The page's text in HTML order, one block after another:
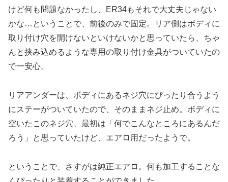
けど何も問題なかったし、ER34もそれで大丈夫じゃない
かな…ということで、前後のみで固定。リア側はボディに
取り付け穴を開けないといけないかと思っていたら、ちゃ
んと挟み込めるような専用の取り付け金具がついていたの
で一安心。
リアアンダーは、ボディにあるネジ穴にぴったり合うよう
にステーがついていたので、そのままネジ止め。ボディに
空いたこのネジ穴、最初は「何でこんなところにあるんだ
ろう」と思っていたけど、エアロ用だったようで。
ということで、さすがは純正エアロ。何も加工することな